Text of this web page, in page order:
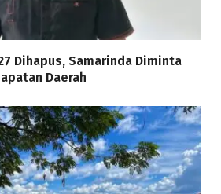
Dihapus, Samarinda Diminta
Daerah